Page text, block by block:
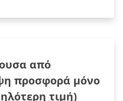
από
προσφορά μόνο
τιμή)